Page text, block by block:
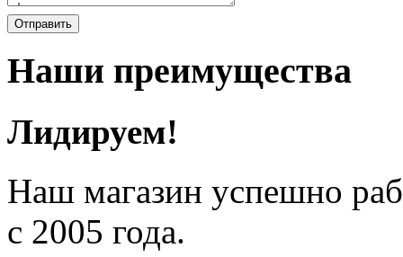
Отправить
Наши преимущества
Лидируем!
Наш магазин успешно
с 2005 года.